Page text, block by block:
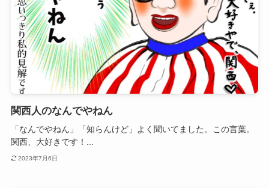
関西人のなんでやねん
「なんでやねん」「知らんけど」よく聞いてました。この言葉。
関西、大好きです！...
2023年7月6日